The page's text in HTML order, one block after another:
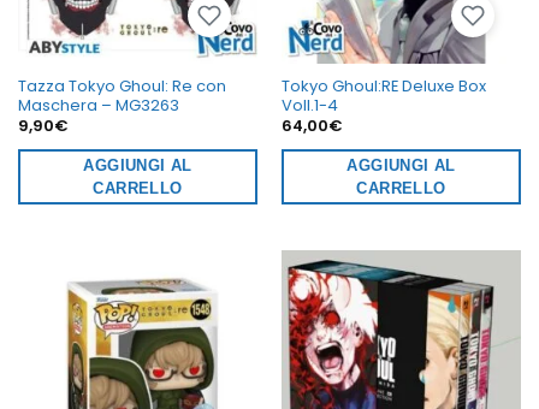
Tazza Tokyo Ghoul: Re con
Maschera – MG3263
9,90€
AGGIUNGI AL
CARRELLO
Tokyo Ghoul:RE Deluxe Box
Voll.1-4
64,00€
AGGIUNGI AL
CARRELLO